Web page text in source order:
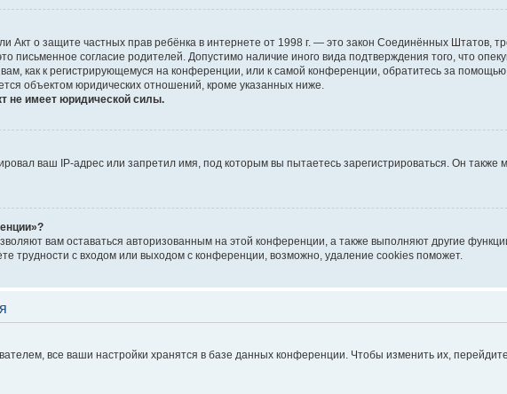
Акт о защите частных прав ребёнка в интернете от 1998 г. — это закон Соединённых Штатов,
письменное согласие родителей. Допустимо наличие иного вида подтверждения того, что
как к регистрирующемуся на конференции, или к самой конференции, обратитесь за
объектом юридических отношений, кроме указанных ниже.
не имеет юридической силы.
ваш IP-адрес или запретил имя, под которым вы пытаетесь зарегистрироваться. Он
вам оставаться авторизованным на этой конференции, а также выполняют другие
трудности с входом или выходом с конференции, возможно, удаление cookies поможет.
все ваши настройки хранятся в базе данных конференции. Чтобы изменить их,